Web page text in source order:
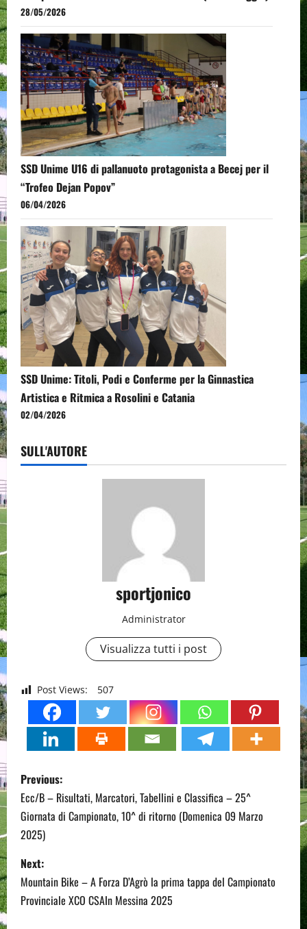
28/05/2026
SSD Unime U16 di pallanuoto protagonista a Becej per il
“Trofeo Dejan Popov”
06/04/2026
SSD Unime: Titoli, Podi e Conferme per la Ginnastica
Artistica e Ritmica a Rosolini e Catania
02/04/2026
SULL'AUTORE
sportjonico
Administrator
Visualizza tutti i post
Post Views: 507
P
o
s
t
n
Previous:
Ecc/B – Risultati, Marcatori, Tabellini e Classifica – 25^
Giornata di Campionato, 10^ di ritorno (Domenica 09 Marzo
2025)
Next:
Mountain Bike – A Forza D’Agrò la prima tappa del Campionato
Provinciale XCO CSAIn Messina 2025